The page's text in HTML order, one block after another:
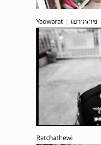
Yaowarat | เยาวราช
Ratchathewi